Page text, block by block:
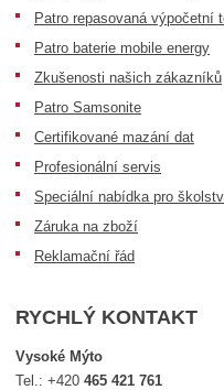
Patro repasovaná výpočetní
Patro baterie mobile energy
Zkušenosti našich zákazníků
Patro Samsonite
Certifikované mazání dat
Profesionální servis
Speciální nabídka pro
Záruka na zboží
Reklamační řád
RYCHLÝ KONTAKT
Vysoké Mýto
Tel.:+420465 421 761